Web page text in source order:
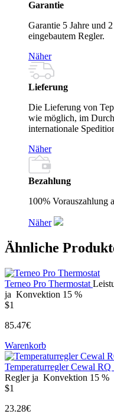
Garantie
Garantie 5 Jahre und
eingebautem Regler.
Näher
Lieferung
Die Lieferung von
wie möglich, im
internationale
Näher
Bezahlung
100% Vorauszahlung
Näher
Ähnliche
Terneo Pro Thermostat
ja Konvektion 15 %
$1
85.47€
Warenkorb
Temperaturregler Cewal RQ
Regler ja Konvektion 15 %
$1
23.28€